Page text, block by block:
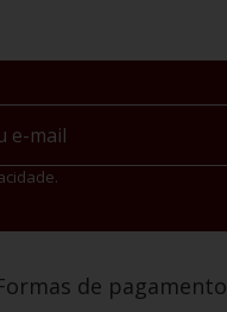
de pagamento